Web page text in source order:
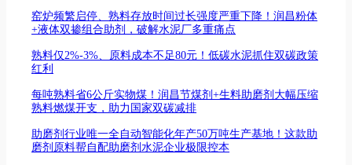
窑炉频繁启停、熟料存放时间过长强度严重下降！润昌粉体
+液体双掺组合助剂，破解水泥厂多重痛点
熟料仅2%-3%、原料成本不足80元！低碳水泥抓住双碳政策
红利
每吨熟料省6公斤实物煤！润昌节煤剂+生料助磨剂大幅压缩
熟料燃煤开支，助力国家双碳减排
助磨剂行业唯一全自动智能化年产50万吨生产基地！这款助
磨剂原料帮自配助磨剂水泥企业极限控本